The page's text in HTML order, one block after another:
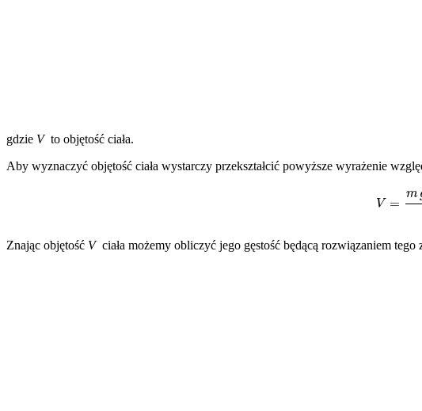
gdzie Vto objętość ciała.
Aby wyznaczyć objętość ciała wystarczy przekształcić powyższe wyrażenie
zρ
Znając objętość Vciała możemy obliczyć jego gęstość będącą rozwiązaniem tego